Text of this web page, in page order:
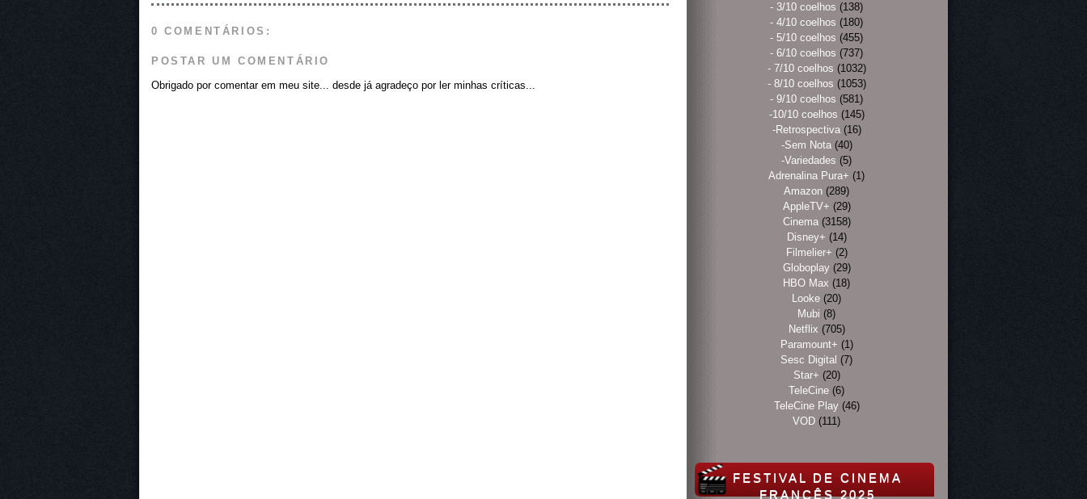
0 COMENTÁRIOS:
POSTAR UM COMENTÁRIO
Obrigado por comentar em meu site... desde já agradeço por ler minhas críticas...
- 3/10 coelhos (138)
- 4/10 coelhos (180)
- 5/10 coelhos (455)
- 6/10 coelhos (737)
- 7/10 coelhos (1032)
- 8/10 coelhos (1053)
- 9/10 coelhos (581)
-10/10 coelhos (145)
-Retrospectiva (16)
-Sem Nota (40)
-Variedades (5)
Adrenalina Pura+ (1)
Amazon (289)
AppleTV+ (29)
Cinema (3158)
Disney+ (14)
Filmelier+ (2)
Globoplay (29)
HBO Max (18)
Looke (20)
Mubi (8)
Netflix (705)
Paramount+ (1)
Sesc Digital (7)
Star+ (20)
TeleCine (6)
TeleCine Play (46)
VOD (111)
FESTIVAL DE CINEMA
FRANCÊS 2025